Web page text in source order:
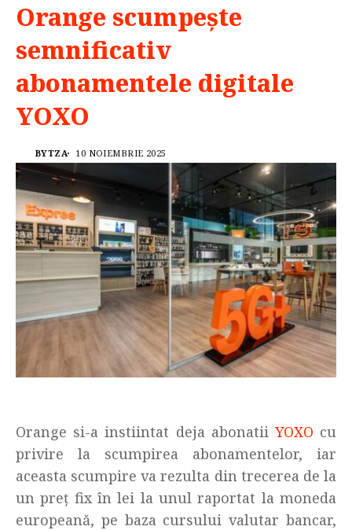
Orange scumpește
semnificativ
abonamentele digitale
YOXO
BYTZA 10 NOIEMBRIE 2025
Orange si-a instiintat deja abonatii YOXO cu
privire la scumpirea abonamentelor, iar
aceasta scumpire va rezulta din trecerea de la
un preț fix în lei la unul raportat la moneda
europeană, pe baza cursului valutar bancar,